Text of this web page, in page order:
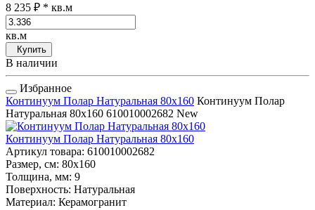
8 235 ₽ * кв.м
кв.м
Купить
В наличии
Избранное
Континуум Полар Натуральная 80x160 Континуум Полар
Натуральная 80x160 610010002682 New
Континуум Полар Натуральная 80x160
Артикул товара: 610010002682
Размер, см: 80x160
Толщина, мм: 9
Поверхность: Натуральная
Материал: Керамогранит